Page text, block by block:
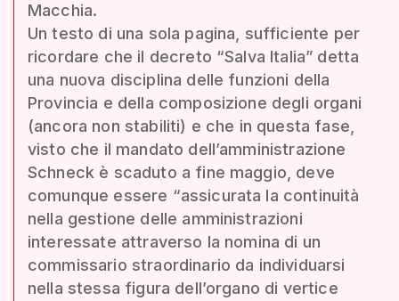
Macchia.
Un testo di una sola pagina, sufficiente per
ricordare che il decreto “Salva Italia” detta
una nuova disciplina delle funzioni della
Provincia e della composizione degli organi
(ancora non stabiliti) e che in questa fase,
visto che il mandato dell’amministrazione
Schneck è scaduto a fine maggio, deve
comunque essere “assicurata la continuità
nella gestione delle amministrazioni
interessate attraverso la nomina di un
commissario straordinario da individuarsi
nella stessa figura dell’organo di vertice